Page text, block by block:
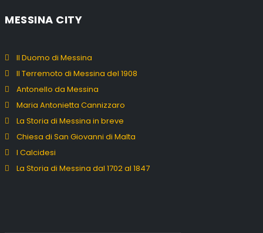
MESSINA CITY
Il Duomo di Messina
Il Terremoto di Messina del 1908
Antonello da Messina
Maria Antonietta Cannizzaro
La Storia di Messina in breve
Chiesa di San Giovanni di Malta
I Calcidesi
La Storia di Messina dal 1702 al 1847